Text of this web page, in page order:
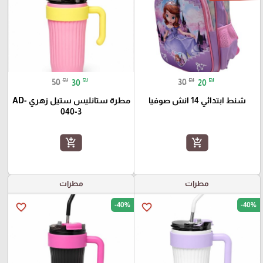
30 ₪ 20 ₪
شنط ابتدائي 14 انش صوفيا
add_shopping_cart
50 ₪ 30 ₪
مطرة ستانليس ستيل زهري AD-
040-3
add_shopping_cart
مطرات
favorite_border -40%
مطرات
favorite_border -40%